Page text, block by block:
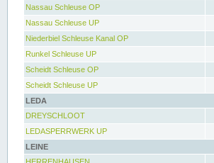
Nassau Schleuse OP
Nassau Schleuse UP
Niederbiel Schleuse Kanal OP
Runkel Schleuse UP
Scheidt Schleuse OP
Scheidt Schleuse UP
LEDA
DREYSCHLOOT
LEDASPERRWERK UP
LEINE